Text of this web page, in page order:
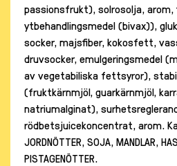
passionsfrukt), solrosolja,
ytbehandlingsmedel (bivax)),
socker, majsfiber, kokosfett,
druvsocker, emulgeringsmedel
av vegetabiliska fettsyror),
(fruktkärnmjöl, guarkärnmjöl,
natriumalginat),
rödbetsjuicekoncentrat, arom.
JORDNÖTTER, SOJA, MANDLAR,
PISTAGENÖTTER.